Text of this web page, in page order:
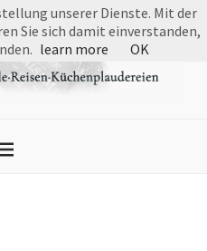
unserer Dienste. Mit der
Sie sich damit einverstanden,
learn more OK